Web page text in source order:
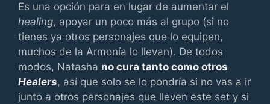
Es una opción para en lugar de aumentar el
healing, apoyar un poco más al grupo (si no
tienes ya otros personajes que lo equipen,
muchos de la Armonía lo llevan). De todos
modos, Natasha no cura tanto como otros
Healers, así que solo se lo pondría si no vas a ir
junto a otros personajes que lleven este set y si